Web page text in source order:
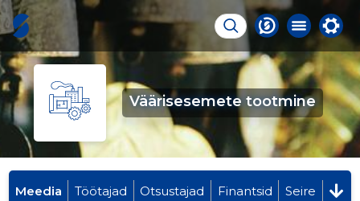
Väärisesemete tootmine
Meedia Töötajad Otsustajad Finantsid Seire